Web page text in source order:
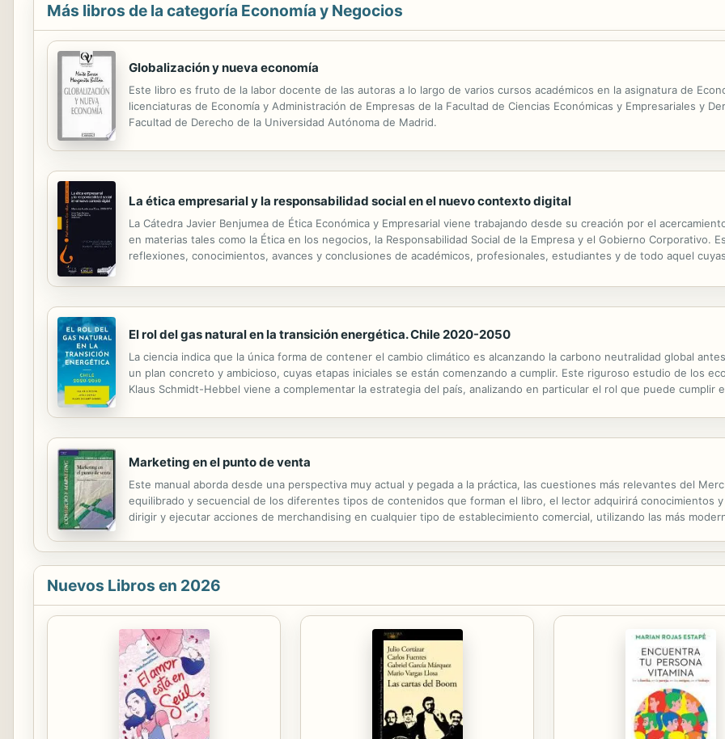
Más libros de la categoría Economía y Negocios
Globalización y nueva economía
Este libro es fruto de la labor docente de las autoras a lo largo de varios cursos académicos en la asignatura de
licenciaturas de Economía y Administración de Empresas de la Facultad de Ciencias Económicas y Empresariales y
Facultad de Derecho de la Universidad Autónoma de Madrid.
La ética empresarial y la responsabilidad social en el nuevo contexto digital
La Cátedra Javier Benjumea de Ética Económica y Empresarial viene trabajando desde su creación por el
en materias tales como la Ética en los negocios, la Responsabilidad Social de la Empresa y el Gobierno Corporativo.
reflexiones, conocimientos, avances y conclusiones de académicos, profesionales, estudiantes y de todo aquel
El rol del gas natural en la transición energética. Chile 2020-2050
La ciencia indica que la única forma de contener el cambio climático es alcanzando la carbono neutralidad global
un plan concreto y ambicioso, cuyas etapas iniciales se están comenzando a cumplir. Este riguroso estudio de los
Klaus Schmidt-Hebbel viene a complementar la estrategia del país, analizando en particular el rol que puede cumplir
Marketing en el punto de venta
Este manual aborda desde una perspectiva muy actual y pegada a la práctica, las cuestiones más relevantes del
equilibrado y secuencial de los diferentes tipos de contenidos que forman el libro, el lector adquirirá conocimientos
dirigir y ejecutar acciones de merchandising en cualquier tipo de establecimiento comercial, utilizando las más
Nuevos Libros en 2026